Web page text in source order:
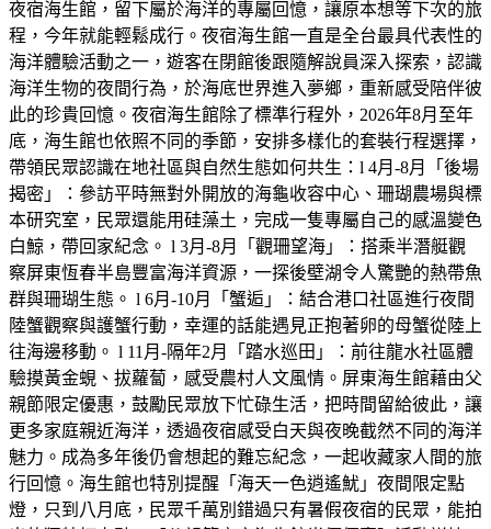
夜宿海生館，留下屬於海洋的專屬回憶，讓原本想等下次的旅
程，今年就能輕鬆成行。夜宿海生館一直是全台最具代表性的
海洋體驗活動之一，遊客在閉館後跟隨解說員深入探索，認識
海洋生物的夜間行為，於海底世界進入夢鄉，重新感受陪伴彼
此的珍貴回憶。夜宿海生館除了標準行程外，2026年8月至年
底，海生館也依照不同的季節，安排多樣化的套裝行程選擇，
帶領民眾認識在地社區與自然生態如何共生：l 4月-8月「後場
揭密」：參訪平時無對外開放的海龜收容中心、珊瑚農場與標
本研究室，民眾還能用硅藻土，完成一隻專屬自己的感溫變色
白鯨，帶回家紀念。 l 3月-8月「觀珊望海」：搭乘半潛艇觀
察屏東恆春半島豐富海洋資源，一探後壁湖令人驚艷的熱帶魚
群與珊瑚生態。 l 6月-10月「蟹逅」：結合港口社區進行夜間
陸蟹觀察與護蟹行動，幸運的話能遇見正抱著卵的母蟹從陸上
往海邊移動。 l 11月-隔年2月「踏水巡田」：前往龍水社區體
驗摸黃金蜆、拔蘿蔔，感受農村人文風情。屏東海生館藉由父
親節限定優惠，鼓勵民眾放下忙碌生活，把時間留給彼此，讓
更多家庭親近海洋，透過夜宿感受白天與夜晚截然不同的海洋
魅力。成為多年後仍會想起的難忘紀念，一起收藏家人間的旅
行回憶。海生館也特別提醒「海天一色逍遙魷」夜間限定點
燈，只到八月底，民眾千萬別錯過只有暑假夜宿的民眾，能拍